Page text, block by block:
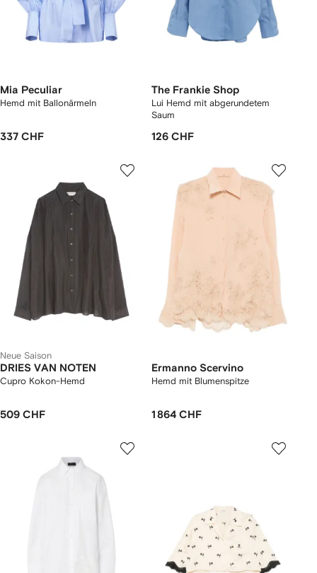
Mia Peculiar
Hemd mit Ballonärmeln
337 CHF
The Frankie Shop
Lui Hemd mit abgerundetem
Saum
126 CHF
Neue Saison
DRIES VAN NOTEN
Cupro Kokon-Hemd
509 CHF
Ermanno Scervino
Hemd mit Blumenspitze
1 864 CHF